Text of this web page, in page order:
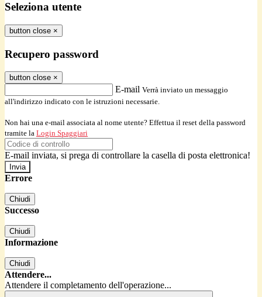
Seleziona utente
button close ×
Recupero password
button close ×
E-mail Verrà inviato un messaggio
all'indirizzo indicato con le istruzioni necessarie.
Non hai una e-mail associata al nome utente? Effettua il reset della password
tramite la Login Spaggiari
E-mail inviata, si prega di controllare la casella di posta elettronica!
Errore
Chiudi
Successo
Chiudi
Informazione
Chiudi
Attendere...
Attendere il completamento dell'operazione...